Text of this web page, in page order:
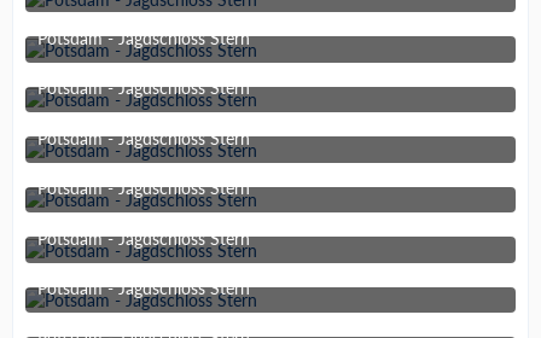
9. August 2022 um 19:59
Potsdam - Jagdschloss Stern
9. August 2022 um 19:59
Potsdam - Jagdschloss Stern
9. August 2022 um 19:59
Potsdam - Jagdschloss Stern
9. August 2022 um 19:59
Potsdam - Jagdschloss Stern
9. August 2022 um 19:59
Potsdam - Jagdschloss Stern
9. August 2022 um 19:59
Potsdam - Jagdschloss Stern
9. August 2022 um 19:59